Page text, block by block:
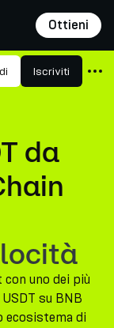
Ottieni
Iscriviti
da
uno dei più
su BNB
ecosistema di